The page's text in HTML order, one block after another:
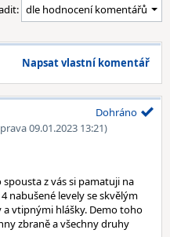
Napsat vlastní komentář
09.01.2023 13:21)
Dohráno
z vás si pamatuji na
nabušené levely se skvělým
vtipnými hlášky. Demo toho
zbraně a všechny druhy